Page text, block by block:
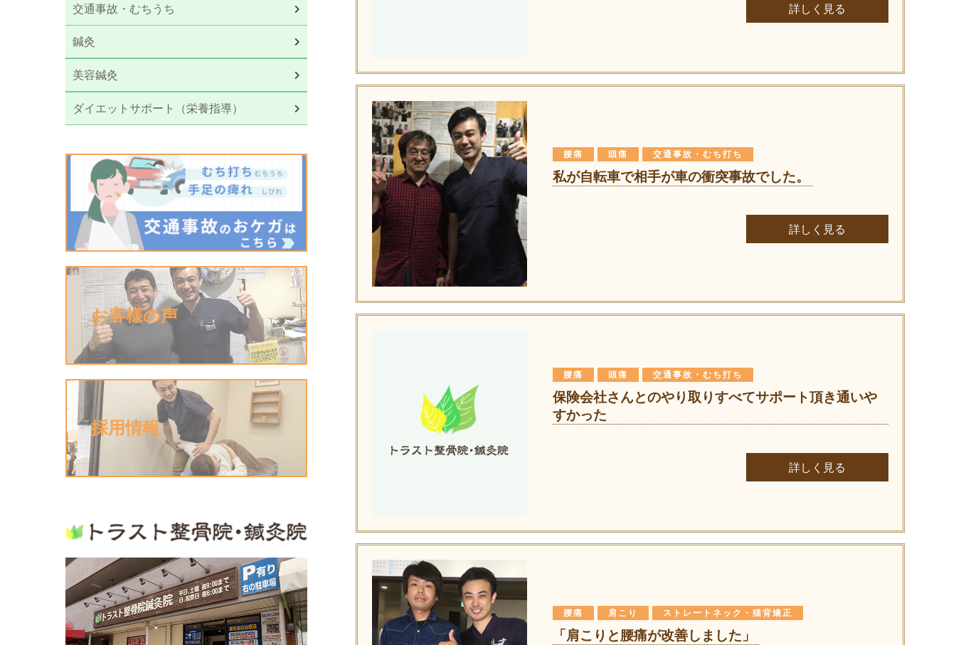
詳しく見る
腰痛 頭痛 交通事故・むち打ち
私が自転車で相手が車の衝突事故でした。
詳しく見る
腰痛 頭痛 交通事故・むち打ち
保険会社さんとのやり取りすべてサポート頂き通いや
すかった
詳しく見る
腰痛 肩こり ストレートネック・猫背矯正
「肩こりと腰痛が改善しました」
交通事故・むちうち
鍼灸
美容鍼灸
ダイエットサポート（栄養指導）
お客様の声
採用情報